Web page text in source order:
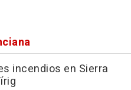
incendios en Sierra